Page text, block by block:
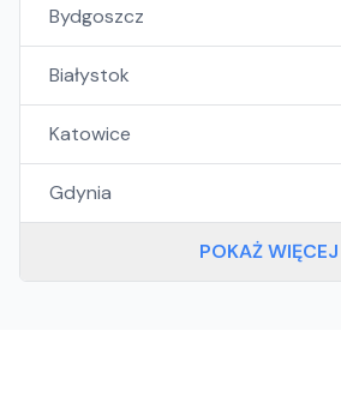
Bydgoszcz
Białystok
Katowice
Gdynia
POKAŻ WIĘCEJ